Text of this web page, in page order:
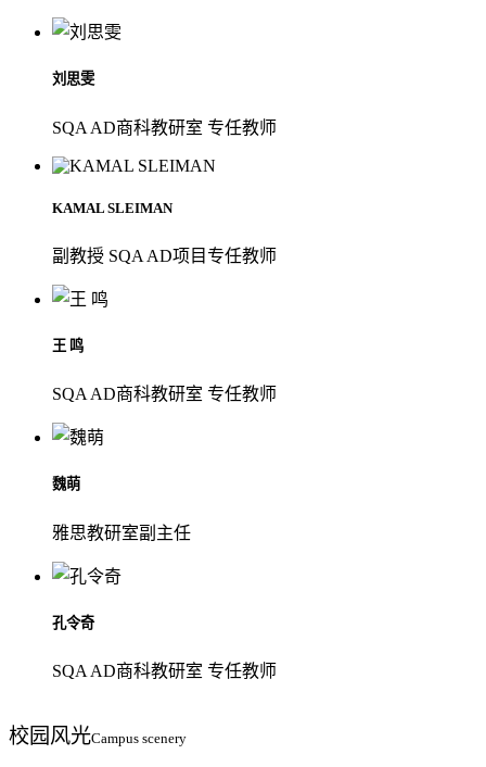
刘思雯
SQA AD商科教研室 专任教师
KAMAL SLEIMAN
副教授 SQA AD项目专任教师
王 鸣
SQA AD商科教研室 专任教师
魏萌
雅思教研室副主任
孔令奇
SQA AD商科教研室 专任教师
校园风光Campus scenery